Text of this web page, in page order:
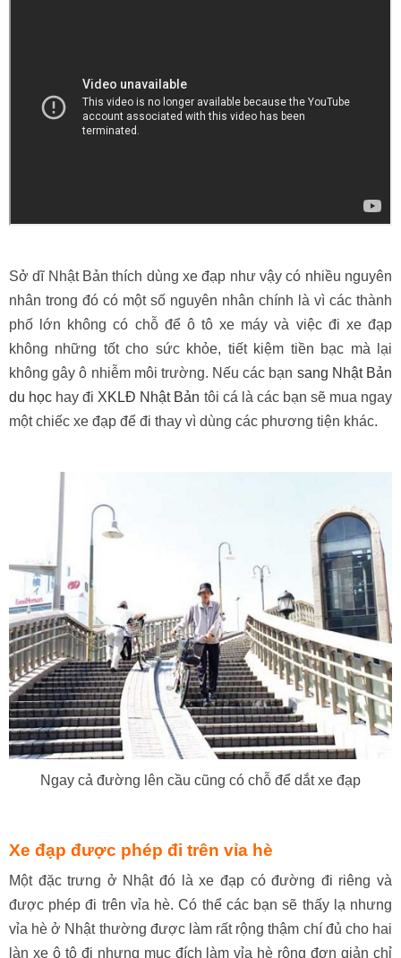
Sở dĩ Nhật Bản thích dùng xe đạp như vậy có nhiều nguyên
nhân trong đó có một số nguyên nhân chính là vì các thành
phố lớn không có chỗ để ô tô xe máy và việc đi xe đạp
không những tốt cho sức khỏe, tiết kiệm tiền bạc mà lại
không gây ô nhiễm môi trường. Nếu các bạn sang Nhật Bản
du học hay đi XKLĐ Nhật Bản tôi cá là các bạn sẽ mua ngay
một chiếc xe đạp để đi thay vì dùng các phương tiện khác.
Ngay cả đường lên cầu cũng có chỗ để dắt xe đạp
Xe đạp được phép đi trên vỉa hè
Một đặc trưng ở Nhật đó là xe đạp có đường đi riêng và
được phép đi trên vỉa hè. Có thể các bạn sẽ thấy lạ nhưng
vỉa hè ở Nhật thường được làm rất rộng thậm chí đủ cho hai
làn xe ô tô đi nhưng mục đích làm vỉa hè rộng đơn giản chỉ